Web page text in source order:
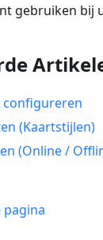
gebruiken bij
configureren
(Kaartstijlen)
(Online /
pagina